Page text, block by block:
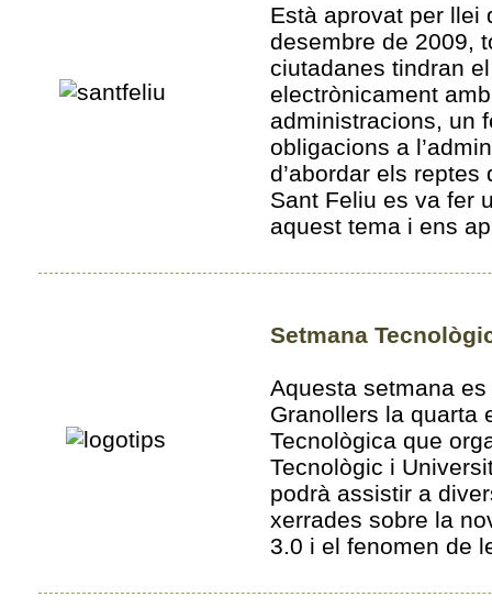
Està aprovat per llei
desembre de 2009,
ciutadanes tindran
electrònicament
administracions, un
obligacions a
d’abordar els
Sant Feliu es va fer
aquest tema i ens
Setmana
Aquesta setmana
Granollers la quarta
Tecnològica que
Tecnològic i
podrà assistir a
xerrades sobre la
3.0 i el fenomen de